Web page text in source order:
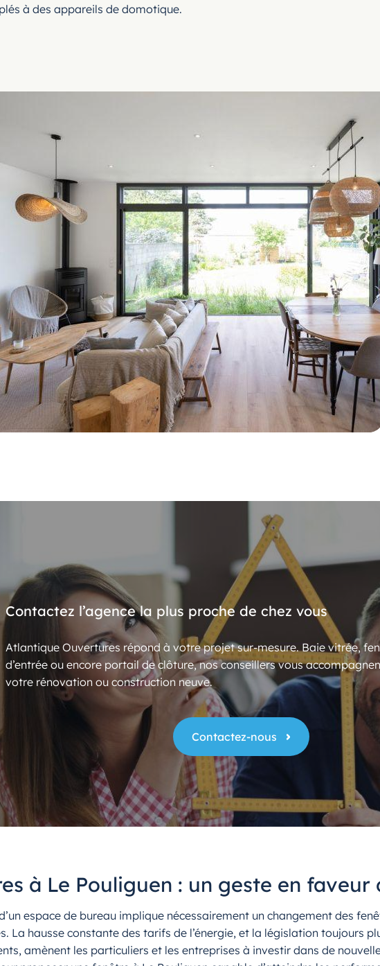
à des appareils de domotique.
Contactez l’agence la plus proche de chez vous
Atlantique Ouvertures répond à votre projet sur-mesure. Baie vitrée,
d’entrée ou encore portail de clôture, nos conseillers vous
votre rénovation ou construction neuve.
Contactez-nous
à Le Pouliguen : un geste en faveur
espace de bureau implique nécessairement un changement des
La hausse constante des tarifs de l’énergie, et la législation toujours
amènent les particuliers et les entreprises à investir dans de